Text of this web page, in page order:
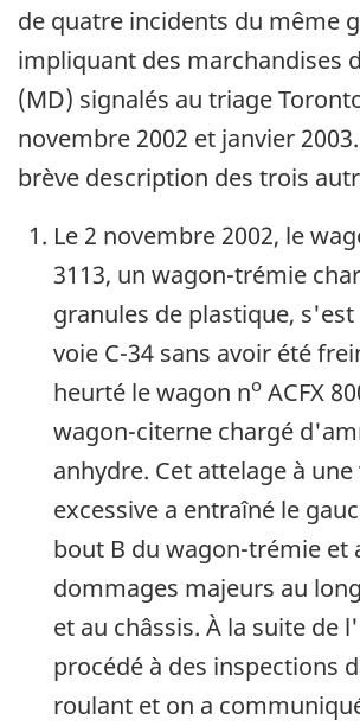
de quatre incidents du même
impliquant des marchandises
(MD) signalés au triage
novembre 2002 et janvier
brève description des trois
Le 2 novembre 2002, le
3113, un wagon-trémie
granules de plastique,
voie C-34 sans avoir été
heurté le wagon no ACFX
wagon-citerne chargé
anhydre. Cet attelage à une
excessive a entraîné le
bout B du wagon-trémie et
dommages majeurs au
et au châssis. À la suite de
procédé à des inspections
roulant et on a